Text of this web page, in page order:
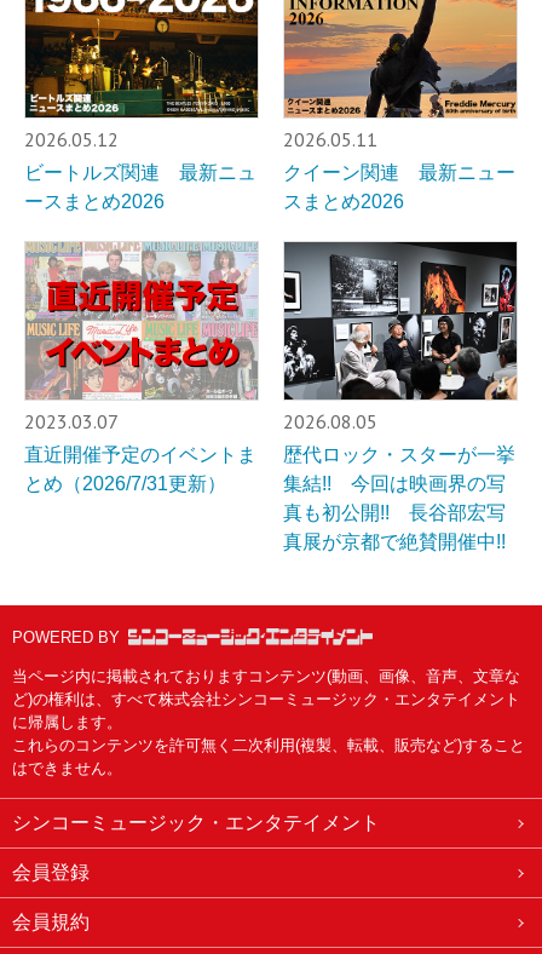
2026.05.12
ビートルズ関連 最新ニュ
ースまとめ2026
2026.05.11
クイーン関連 最新ニュー
スまとめ2026
2023.03.07
直近開催予定のイベントま
とめ（2026/7/31更新）
2026.08.05
歴代ロック・スターが一挙
集結!! 今回は映画界の写
真も初公開!! 長谷部宏写
真展が京都で絶賛開催中!!
POWERED BY
当ページ内に掲載されておりますコンテンツ(動画、画像、音声、文章な
ど)の権利は、すべて株式会社シンコーミュージック・エンタテイメント
に帰属します。
これらのコンテンツを許可無く二次利用(複製、転載、販売など)すること
はできません。
シンコーミュージック・エンタテイメント
会員登録
会員規約